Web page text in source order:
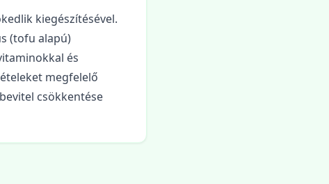
kiegészítésével.
(tofu alapú)
és
megfelelő
csökkentése